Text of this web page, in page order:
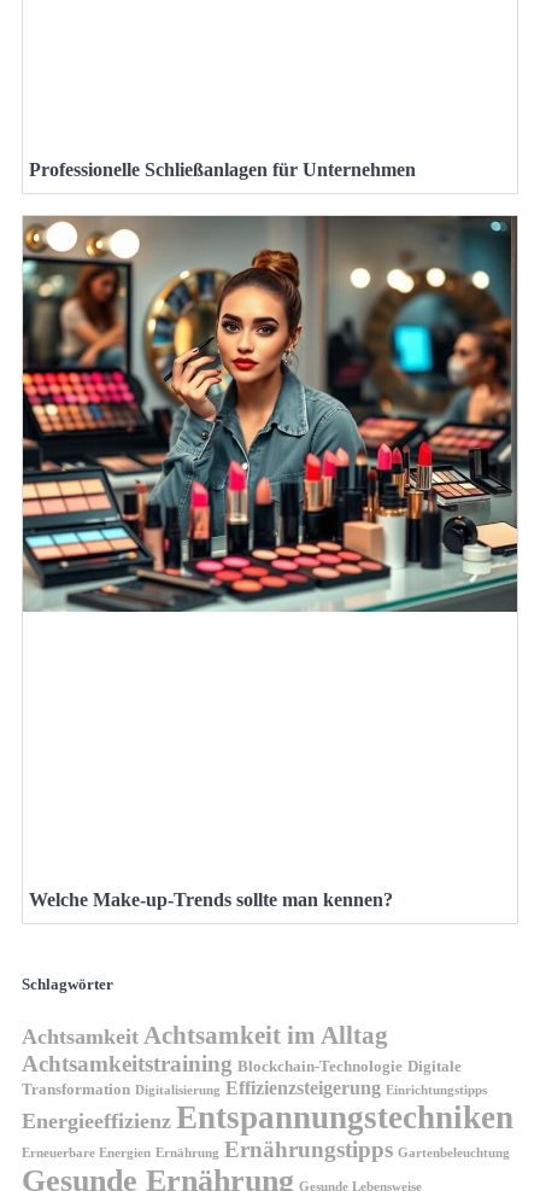
Professionelle Schließanlagen für Unternehmen
Welche Make-up-Trends sollte man kennen?
Schlagwörter
Achtsamkeit Achtsamkeit im Alltag
Achtsamkeitstraining Blockchain-Technologie Digitale
Transformation Digitalisierung Effizienzsteigerung Einrichtungstipps
Energieeffizienz Entspannungstechniken
Erneuerbare Energien Ernährung Ernährungstipps Gartenbeleuchtung
Gesunde Ernährung Gesunde Lebensweise